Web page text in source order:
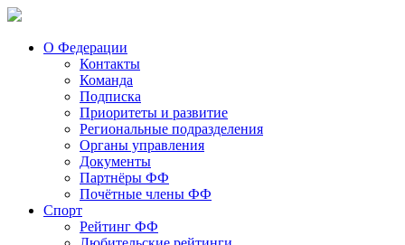
О Федерации
Контакты
Команда
Подписка
Приоритеты и развитие
Региональные подразделения
Органы управления
Документы
Партнёры ФФ
Почётные члены ФФ
Спорт
Рейтинг ФФ